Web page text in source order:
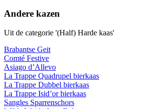
Andere kazen
Uit de categorie '(Half) Harde kaas'
Brabantse Geit
Comté Festive
Asiago d’Allevo
La Trappe Quadrupel bierkaas
La Trappe Dubbel bierkaas
La Trappe Isid’or bierkaas
Sangles Sparrenschors